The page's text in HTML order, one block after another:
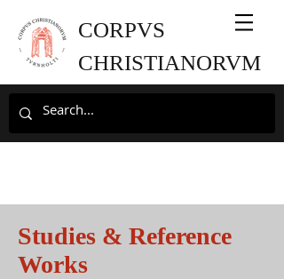
CORPVS
CHRISTIANORVM
Studies & Reference
Works